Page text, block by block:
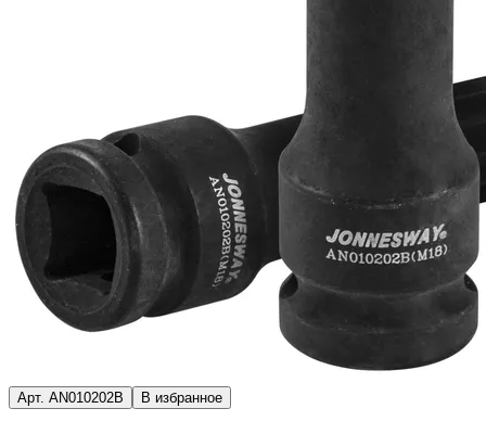
Арт. AN010202B В избранное